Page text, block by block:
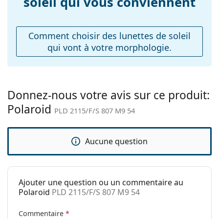
découvrir d'autres modèles de marques populaires.
ajustables:
Non
Non
Étui:
Non
nettoyage:
Catégorie:
Lunettes de soleil
Marque:
Polaroid
Utilisation:
Comment choisir des lunettes de soleil
qui vont à votre morphologie.
Donnez-nous votre avis sur ce produit:
Polaroid PLD 2115/F/S 807 M9 54
Aucune question
Ajouter une question ou un commentaire au
Polaroid PLD 2115/F/S 807 M9 54
Commentaire *